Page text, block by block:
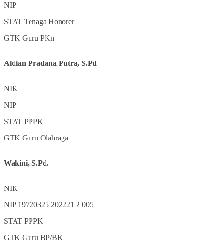
NIP
STAT Tenaga Honorer
GTK Guru PKn
Aldian Pradana Putra, S.Pd
NIK
NIP
STAT PPPK
GTK Guru Olahraga
Wakini, S.Pd.
NIK
NIP 19720325 202221 2 005
STAT PPPK
GTK Guru BP/BK